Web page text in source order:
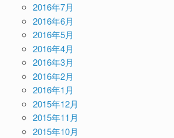
2016年7月
2016年6月
2016年5月
2016年4月
2016年3月
2016年2月
2016年1月
2015年12月
2015年11月
2015年10月